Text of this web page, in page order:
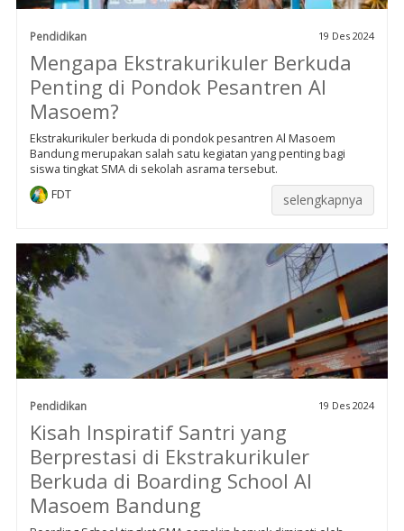
Pendidikan 19 Des 2024
Mengapa Ekstrakurikuler Berkuda
Penting di Pondok Pesantren Al
Masoem?
Ekstrakurikuler berkuda di pondok pesantren Al Masoem
Bandung merupakan salah satu kegiatan yang penting bagi
siswa tingkat SMA di sekolah asrama tersebut.
FDT
selengkapnya
Pendidikan 19 Des 2024
Kisah Inspiratif Santri yang
Berprestasi di Ekstrakurikuler
Berkuda di Boarding School Al
Masoem Bandung